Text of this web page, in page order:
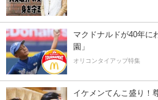
マクドナルドが40年に
園」
オリコンタイアップ特集
イケメンてんこ盛り！